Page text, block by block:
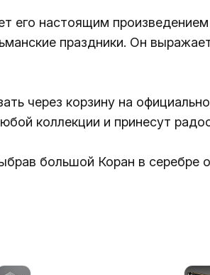
его настоящим произведением
праздники. Он
через корзину на
коллекции и принесут
большой Коран в серебре